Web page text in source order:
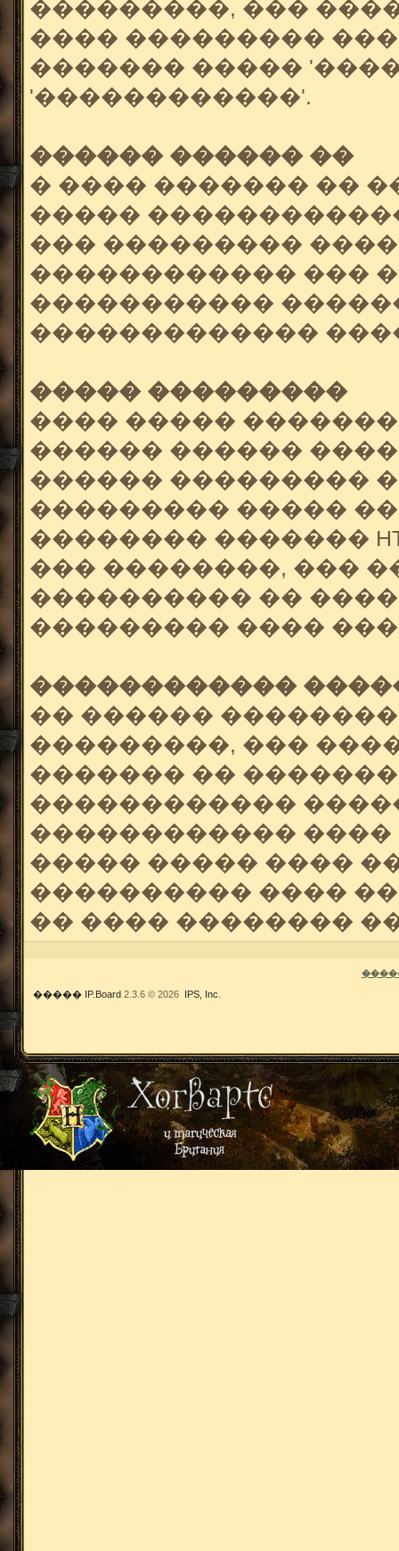
���������, ���
���� ���������
������� �����
'������������'.
������ ������ ��
� ���� ������� ��
�����
��� ���������
������������ ���
�����������
�������������
����� ���������
���� �����
������ ������
������ ���������
��������� �����
�������� �������
��� ��������, ���
���������� ��
��������� ����
������������
�� ������
���������, ���
������� ��
������������
������������ ����
����� ����� ����
���������� ����
�� ���� ��������
����� IP.Board 2.3.6 © 2026 IPS, Inc